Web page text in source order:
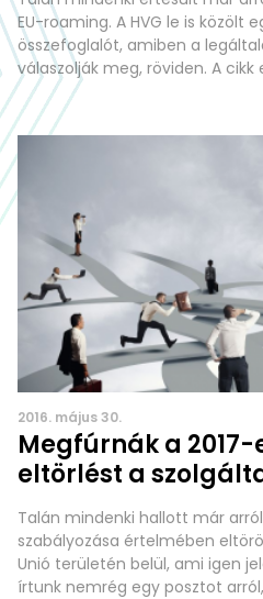
EU-roaming. A HVG le is közölt
összefoglalót, amiben a
válaszolják meg, röviden. A
kérdéseket taglalja, ugyanakkor
foglalkoznak a
van, mi változik mától, és mi
2016. május 30.
Megfúrnák a
eltörlést a
Talán mindenki hallott már
szabályozása értelmében
Unió területén belül, ami igen
írtunk nemrég egy posztot